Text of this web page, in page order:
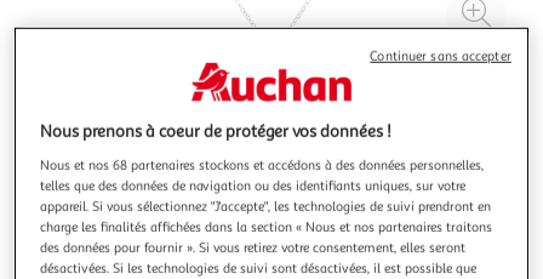
rubrique
à
Nous prenons à coeur de protéger vos données !
Nous et nos 68 partenaires stockons et accédons à des données personnelles,
telles que des données de navigation ou des identifiants uniques, sur votre
appareil. Si vous sélectionnez "J'accepte", les technologies de suivi prendront en
charge les finalités affichées dans la section « Nous et nos partenaires traitons
des données pour fournir ». Si vous retirez votre consentement, elles seront
désactivées. Si les technologies de suivi sont désactivées, il est possible que
Continuer sans accepter